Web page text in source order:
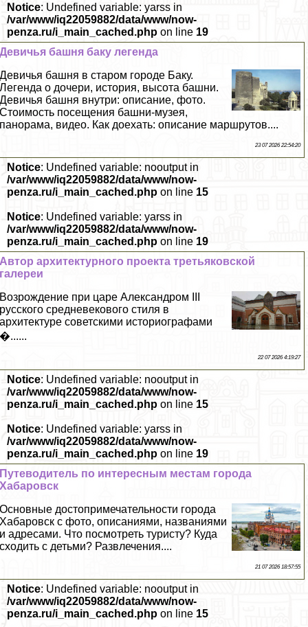
Notice: Undefined variable: yarss in
/var/www/iq22059882/data/www/now-
penza.ru/i_main_cached.php on line 19
Девичья башня баку легенда
Девичья башня в старом городе Баку.
Легенда о дочери, история, высота башни.
Девичья башня внутри: описание, фото.
Стоимость посещения башни-музея,
панорама, видео. Как доехать: описание маршрутов....
23 07 2026 22:54:20
Notice: Undefined variable: nooutput in
/var/www/iq22059882/data/www/now-
penza.ru/i_main_cached.php on line 15
Notice: Undefined variable: yarss in
/var/www/iq22059882/data/www/now-
penza.ru/i_main_cached.php on line 19
Автор архитектурного проекта третьяковской
галереи
Возрождение при царе Александром III
русского средневекового стиля в
архитектуре советскими историографами
�......
22 07 2026 4:19:27
Notice: Undefined variable: nooutput in
/var/www/iq22059882/data/www/now-
penza.ru/i_main_cached.php on line 15
Notice: Undefined variable: yarss in
/var/www/iq22059882/data/www/now-
penza.ru/i_main_cached.php on line 19
Путеводитель по интересным местам города
Хабаровск
Основные достопримечательности города
Хабаровск с фото, описаниями, названиями
и адресами. Что посмотреть туристу? Куда
сходить с детьми? Развлечения....
21 07 2026 18:57:55
Notice: Undefined variable: nooutput in
/var/www/iq22059882/data/www/now-
penza.ru/i_main_cached.php on line 15